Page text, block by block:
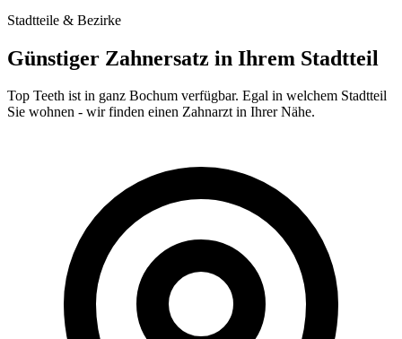
Stadtteile & Bezirke
Günstiger Zahnersatz in Ihrem Stadtteil
Top Teeth ist in ganz Bochum verfügbar. Egal in welchem Stadtteil
Sie wohnen - wir finden einen Zahnarzt in Ihrer Nähe.